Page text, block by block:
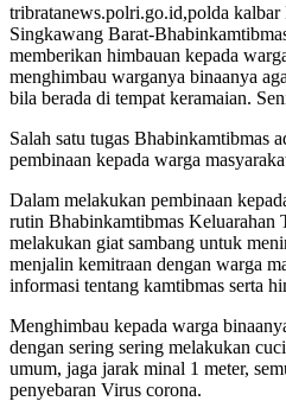
tribratanews.polri.go.id,polda kalbar
Singkawang Barat-
memberikan himbauan kepada
menghimbau warganya binaanya
bila berada di tempat keramaian.
Salah satu tugas Bhabinkamtibmas
pembinaan kepada warga
Dalam melakukan pembinaan
rutin Bhabinkamtibmas Keluarahan
melakukan giat sambang untuk
menjalin kemitraan dengan warga
informasi tentang kamtibmas serta
Menghimbau kepada warga
dengan sering sering melakukan
umum, jaga jarak minal 1 meter,
penyebaran Virus corona.